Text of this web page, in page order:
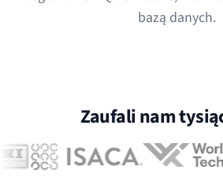
bazą danych.
Zaufali nam